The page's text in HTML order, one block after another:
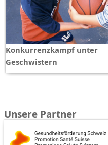
Konkurrenzkampf unter
Geschwistern
Unsere Partner